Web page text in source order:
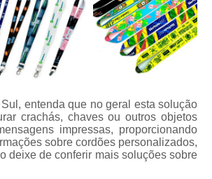
Cordão de Crachá
Cordão para Crachá
Cordão para Crachá em
Cordão para Crachá
Fábrica
Cordões para
Cordinha de
entenda que no geral esta solução
crachás, chaves ou outros objetos
impressas, proporcionando
sobre cordões personalizados,
deixe de conferir mais soluções sobre